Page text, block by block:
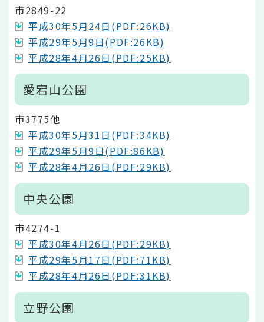
市2849-22
平成30年5月24日(PDF:26KB)
平成29年5月9日(PDF:26KB)
平成28年4月26日(PDF:25KB)
愛宕山公園
市3775他
平成30年5月31日(PDF:34KB)
平成29年5月9日(PDF:86KB)
平成28年4月26日(PDF:29KB)
中央公園
市4274-1
平成30年4月26日(PDF:29KB)
平成29年5月17日(PDF:71KB)
平成28年4月26日(PDF:31KB)
立野公園